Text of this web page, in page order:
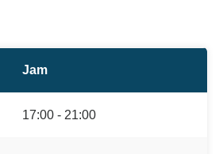
Jam
17:00 - 21:00